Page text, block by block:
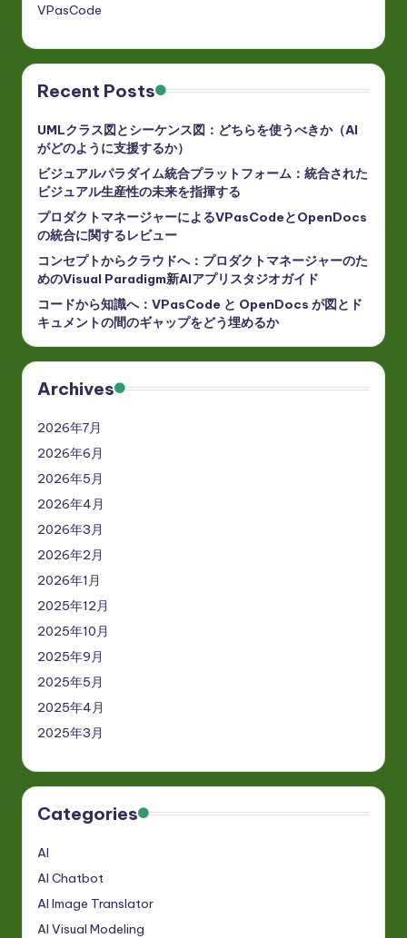
VPasCode
Recent Posts
UMLクラス図とシーケンス図：どちらを使うべきか（AI
がどのように支援するか）
ビジュアルパラダイム統合プラットフォーム：統合された
ビジュアル生産性の未来を指揮する
プロダクトマネージャーによるVPasCodeとOpenDocs
の統合に関するレビュー
コンセプトからクラウドへ：プロダクトマネージャーのた
めのVisual Paradigm新AIアプリスタジオガイド
コードから知識へ：VPasCode と OpenDocs が図とド
キュメントの間のギャップをどう埋めるか
Archives
2026年7月
2026年6月
2026年5月
2026年4月
2026年3月
2026年2月
2026年1月
2025年12月
2025年10月
2025年9月
2025年5月
2025年4月
2025年3月
Categories
AI
AI Chatbot
AI Image Translator
AI Visual Modeling